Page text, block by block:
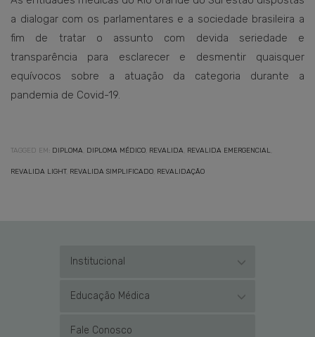
a dialogar com os parlamentares e a sociedade brasileira a
fim de tratar o assunto com devida seriedade e
transparência para esclarecer e desmentir quaisquer
equívocos sobre a atuação da categoria durante a
pandemia de Covid-19.
TAGGED EM: DIPLOMA DIPLOMA MÉDICO REVALIDA REVALIDA EMERGENCIAL
REVALIDA LIGHT, REVALIDA SIMPLIFICADO REVALIDAÇÃO
Institucional
Educação Médica
Fale Conosco